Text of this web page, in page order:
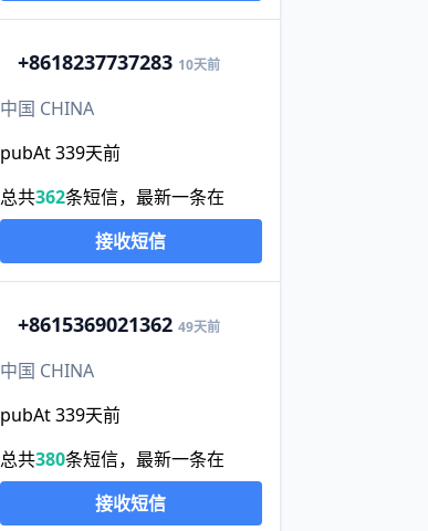
+8618237737283 10天前
中国 CHINA
pubAt 339天前
总共362条短信，最新一条在
接收短信
+8615369021362 49天前
中国 CHINA
pubAt 339天前
总共380条短信，最新一条在
接收短信